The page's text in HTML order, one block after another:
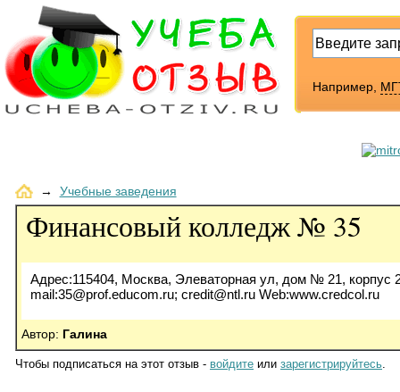
Например,
→ Учебные заведения
Финансовый колледж № 35
Адрес:115404, Москва, Элеваторная ул, дом № 21, корпус
mail:35@prof.educom.ru; credit@ntl.ru Web:www.credcol.ru
Автор: Галина
Чтобы подписаться на этот отзыв - войдите или зарегистрируйтесь.